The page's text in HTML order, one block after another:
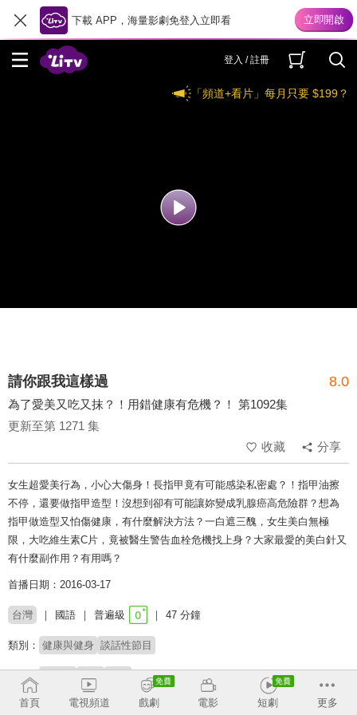
下載 APP，海量影劇免登入立即看
登入 / 註冊
「頻道+看片」每月只要 $199？
請你跟我這樣過 8.0
為了愛美又吃又抹？！用錯健康有危機？！ 第1092集
更新至第 1271 集
收藏
分享
女生超愛美行為，小心大傷身！長指甲竟有可能感染私密處？！指甲油擦
不停，還要做指甲造型！沒想到卻有可能讓妳變成乳腺癌高危險群？想為
指甲做造型又怕傷健康，有什麼解決方法？一白遮三醜，女生美白無極
限，大吃維生素C片，竟被醫生警告血栓危機找上身？大家最愛的美白針又
有什麼副作用？有用嗎？
首播日期：2016-03-17
台灣 國語 普遍級 47 分鐘
類別： 健康與健身 談話性節目
來賓： Julie
主持： 侯昌明 黃文華
首頁 電視頻道 戲劇 電影 短劇 更多